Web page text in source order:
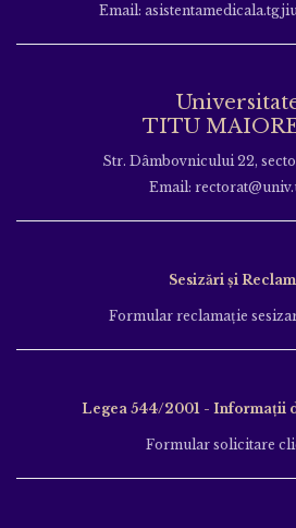
Email:
TITU
Str. Dâmbovnicului 22,
Email:
Sesizări și
Formular reclamație
Legea 544/2001 - Informații
Formular solicitare